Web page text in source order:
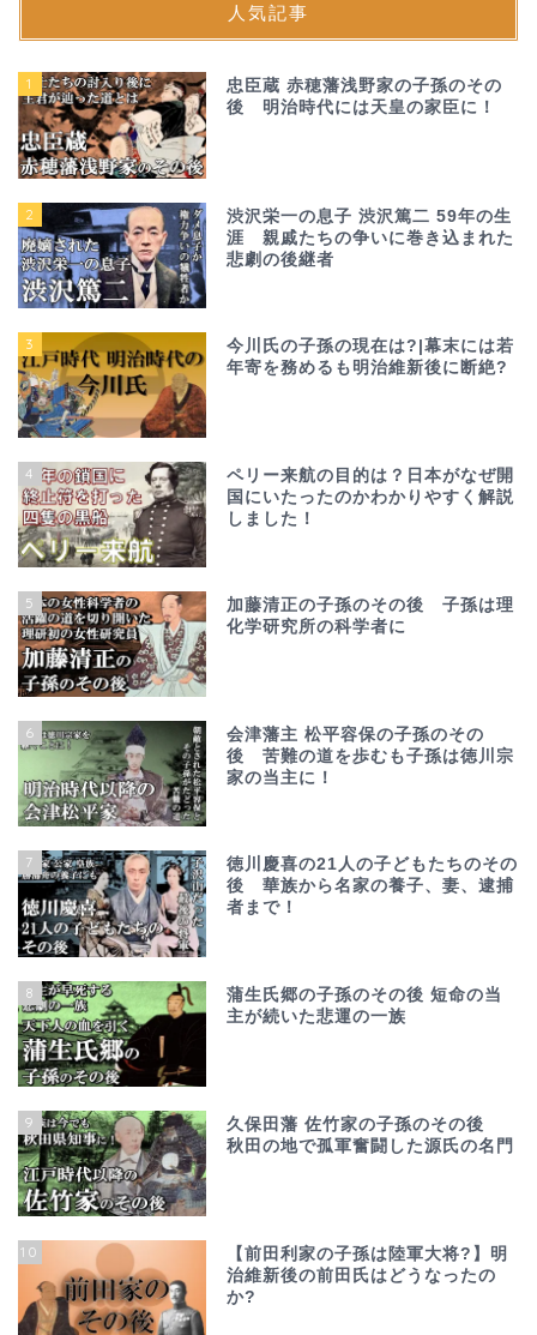
人気記事
1
忠臣蔵 赤穂藩浅野家の子孫のその
後 明治時代には天皇の家臣に！
2
渋沢栄一の息子 渋沢篤二 59年の生
涯 親戚たちの争いに巻き込まれた
悲劇の後継者
3
今川氏の子孫の現在は?|幕末には若
年寄を務めるも明治維新後に断絶?
4
ペリー来航の目的は？日本がなぜ開
国にいたったのかわかりやすく解説
しました！
5
加藤清正の子孫のその後 子孫は理
化学研究所の科学者に
6
会津藩主 松平容保の子孫のその
後 苦難の道を歩むも子孫は徳川宗
家の当主に！
7
徳川慶喜の21人の子どもたちのその
後 華族から名家の養子、妻、逮捕
者まで！
8
蒲生氏郷の子孫のその後 短命の当
主が続いた悲運の一族
9
久保田藩 佐竹家の子孫のその後
秋田の地で孤軍奮闘した源氏の名門
10
【前田利家の子孫は陸軍大将?】明
治維新後の前田氏はどうなったの
か?